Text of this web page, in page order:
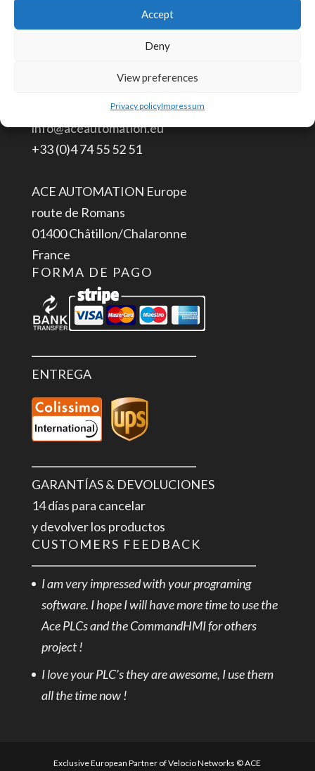
Accept
Deny
View preferences
Privacy policyImpressum
info@aceautomation.eu
+33 (0)4 74 55 52 51
ACE AUTOMATION Europe
route de Romans
01400 Châtillon/Chalaronne
France
FORMA DE PAGO
ENTREGA
GARANTÍAS & DEVOLUCIONES
14 días para cancelar
y devolver los productos
CUSTOMERS FEEDBACK
I am very impressed with your programing
software. I hope I will have more time to use the
Ace PLCs and the CommandHMI for others
project !
I love your PLC’s they are awesome, I use them
all the time now !
Exclusive European Partner of Velocio Networks © ACE